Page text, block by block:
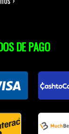
DE PAGO